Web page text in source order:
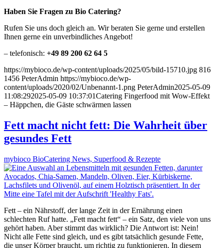
Haben Sie Fragen zu Bio Catering?
Rufen Sie uns doch gleich an. Wir beraten Sie gerne und erstellen
Ihnen gerne ein unverbindliches Angebot!
– telefonisch: +49 89 200 62 64 5
https://mybioco.de/wp-content/uploads/2025/05/bild-15710.jpg 816
1456 PeterAdmin https://mybioco.de/wp-
content/uploads/2020/02/Unbenannt-1.png PeterAdmin2025-05-09
11:08:292025-05-09 10:37:01Catering Fingerfood mit Wow-Effekt
– Häppchen, die Gäste schwärmen lassen
Fett macht nicht fett: Die Wahrheit über
gesundes Fett
mybioco BioCatering News, Superfood & Rezepte
Fett – ein Nährstoff, der lange Zeit in der Ernährung einen
schlechten Ruf hatte. „Fett macht fett“ – ein Satz, den viele von uns
gehört haben. Aber stimmt das wirklich? Die Antwort ist: Nein!
Nicht alle Fette sind gleich, und es gibt tatsächlich gesunde Fette,
die unser Körper braucht, um richtig zu funktionieren. In diesem